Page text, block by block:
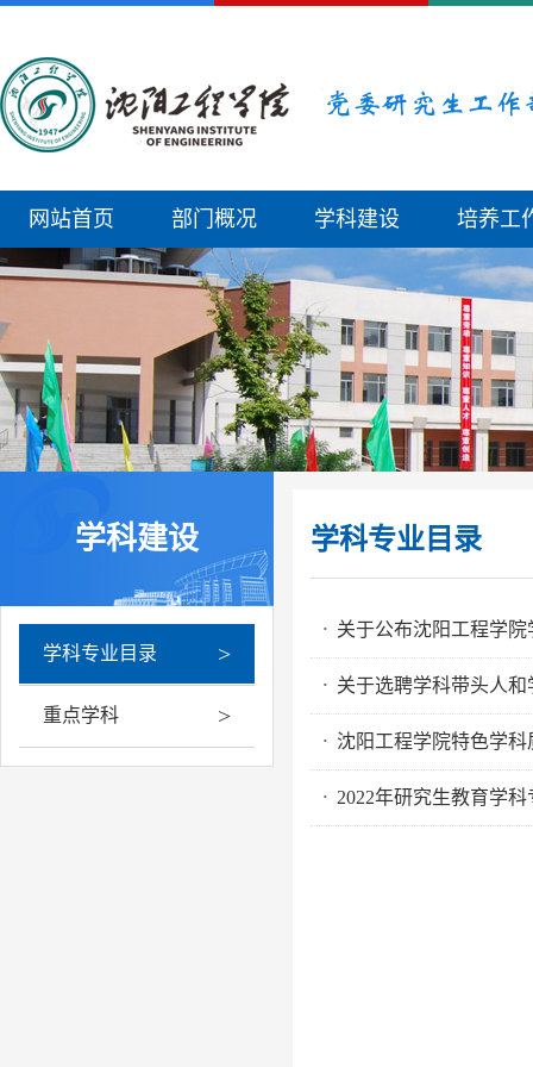
网站首页 部门概况 学科建设 培养工
学科建设
学科专业目录 >
重点学科 >
学科专业目录
· 关于公布沈阳工程学
· 关于选聘学科带头人
· 沈阳工程学院特色学
· 2022年研究生教育学